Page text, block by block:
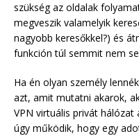
szükség az oldalak
megveszik valamelyik
nagyobb keresőkkel?) és
funkción túl semmit nem
Ha én olyan személy
azt, amit mutatni akarok,
VPN virtuális privát hálózat
úgy működik, hogy egy